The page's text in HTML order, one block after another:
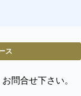
ス
問合せ下さい。